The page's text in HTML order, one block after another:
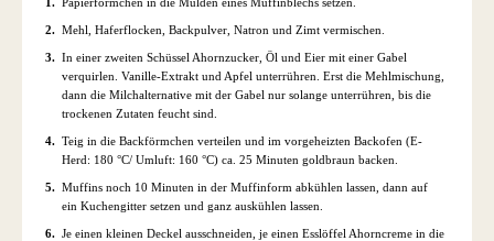
Mehl, Haferflocken, Backpulver, Natron und Zimt vermischen.
In einer zweiten Schüssel Ahornzucker, Öl und Eier mit einer Gabel
verquirlen. Vanille-Extrakt und Apfel unterrühren. Erst die Mehlmischung,
dann die Milchalternative mit der Gabel nur solange unterrühren, bis die
trockenen Zutaten feucht sind.
Teig in die Backförmchen verteilen und im vorgeheizten Backofen (E-
Herd: 180 °C/ Umluft: 160 °C) ca. 25 Minuten goldbraun backen.
Muffins noch 10 Minuten in der Muffinform abkühlen lassen, dann auf
ein Kuchengitter setzen und ganz auskühlen lassen.
Je einen kleinen Deckel ausschneiden, je einen Esslöffel Ahorncreme in die